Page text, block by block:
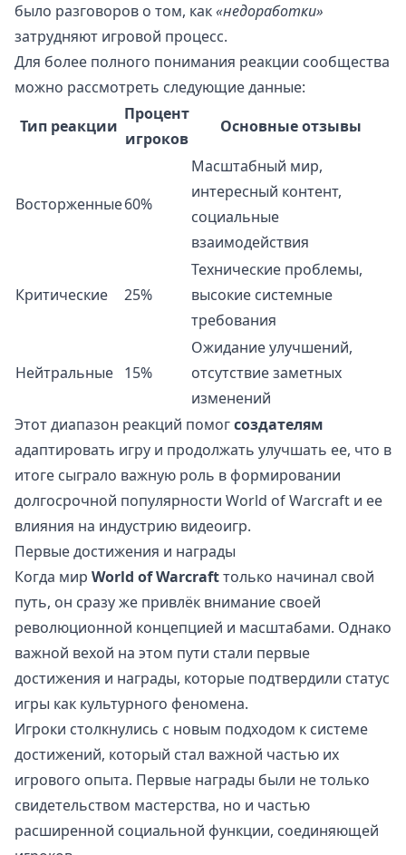
было разговоров о том, как«недоработки»
затрудняют игровой процесс.
Для более полного понимания реакции сообщества
можно рассмотреть следующие данные:
Тип реакции
Процент
игроков
Основные отзывы
Восторженные60%
Масштабный мир,
интересный контент,
социальные
взаимодействия
Критические 25%
Технические проблемы,
высокие системные
требования
Нейтральные 15%
Ожидание улучшений,
отсутствие заметных
изменений
Этот диапазон реакций помогсоздателям
адаптировать игру и продолжать улучшать ее, что в
итоге сыграло важную роль в формировании
долгосрочной популярности World of Warcraft и ее
влияния на индустрию видеоигр.
Первые достижения и награды
Когда мир World of Warcraftтолько начинал свой
путь, он сразу же привлёк внимание своей
революционной концепцией и масштабами. Однако
важной вехой на этом пути стали первые
достижения и награды, которые подтвердили статус
игры как культурного феномена.
Игроки столкнулись с новым подходом к системе
достижений, который стал важной частью их
игрового опыта. Первые награды были не только
свидетельством мастерства, но и частью
расширенной социальной функции, соединяющей